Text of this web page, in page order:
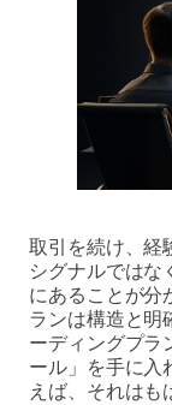
取引を続け、経
シグナルではな
にあることが分
ランは構造と明
ーディングプラ
ール」を手に入
えば、それはも